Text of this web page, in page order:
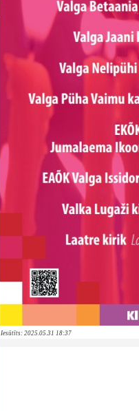
Iesūtīts: 2025.05.31 18:37